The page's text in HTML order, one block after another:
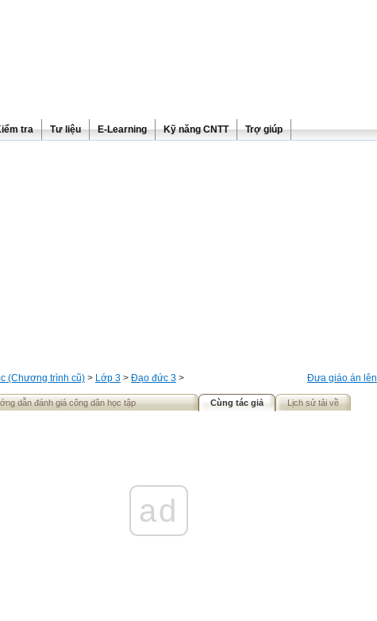
tra Tư liệu E-Learning Kỹ năng CNTT Trợ giúp
Đưa giáo án lên
(Chương trình cũ) > Lớp 3 > Đạo đức 3 >
dẫn đánh giá công dân học tập Cùng tác giả Lịch sử tải về
ad